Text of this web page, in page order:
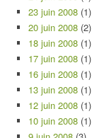
23 juin 2008 (1)
20 juin 2008 (2)
18 juin 2008 (1)
17 juin 2008 (1)
16 juin 2008 (1)
13 juin 2008 (1)
12 juin 2008 (1)
10 juin 2008 (1)